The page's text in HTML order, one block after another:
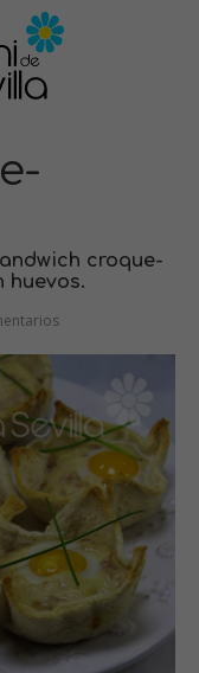
croque-
huevos.